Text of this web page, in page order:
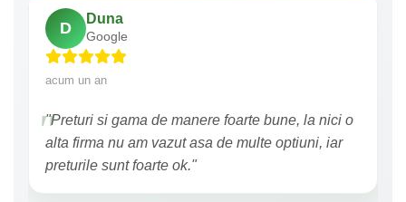
D
Duna
Google
acum un an
"Preturi si gama de manere foarte bune, la nici o
alta firma nu am vazut asa de multe optiuni, iar
preturile sunt foarte ok."